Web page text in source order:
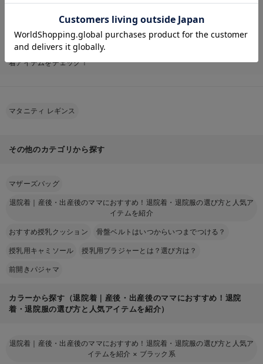
イテムを紹介 フルレングスならエンジェリーベ公式オンラインショップ。
ゆったりとしたシルエット、通気性の良い素材、 そして授乳に便利なデザ
インなど、おしゃれで可愛い退院着｜産後・出産後のママにおすすめ！退院
着・退院服の選び方と人気アイテムを紹介 フルレングスの定番アイテムか
ら最新アイテムまでご購入いただけます。 マタニティウェア・授乳服の新
着アイテムをチェック！
マタニティ レギンス
その他のカテゴリから探す
マザーズバッグ
退院着｜産後・出産後のママにおすすめ！退院着・退院服の選び方と人気ア
イテムを紹介
おすすめ授乳クッション 骨盤ベルトはいつからいつまでつける？
授乳用キャミソール 授乳用ブラジャーとは？選び方は？
前開きパジャマ
カラーから探す（退院着｜産後・出産後のママにおすすめ！退院
着・退院服の選び方と人気アイテムを紹介）
退院着｜産後・出産後のママにおすすめ！退院着・退院服の選び方と人気ア
イテムを紹介 × ブラック系
お気に入り商品を確認する